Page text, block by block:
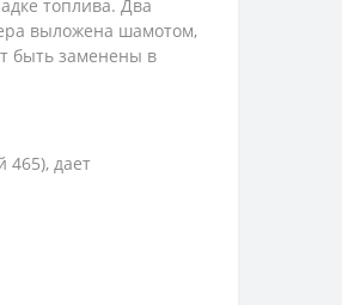
топлива. Два
выложена шамотом,
быть заменены в
465), дает